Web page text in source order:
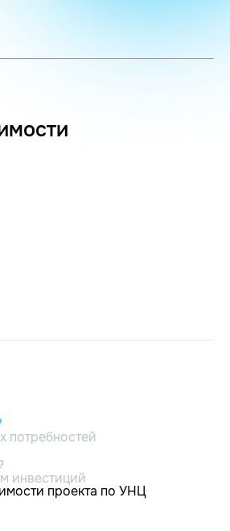
потребностей
инвестиций
проекта по УНЦ